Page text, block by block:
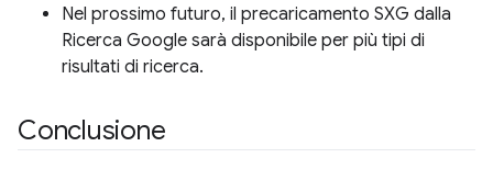
Nel prossimo futuro, il precaricamento SXG dalla
Ricerca Google sarà disponibile per più tipi di
risultati di ricerca.
Conclusione